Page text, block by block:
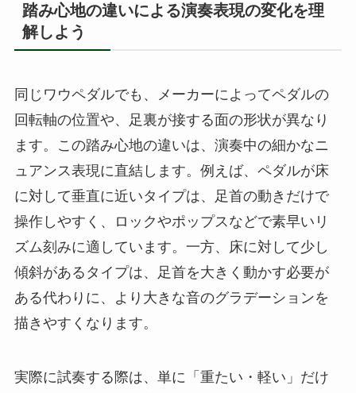
踏み心地の違いによる演奏表現の変化を理
解しよう
同じワウペダルでも、メーカーによってペダルの
回転軸の位置や、足裏が接する面の形状が異なり
ます。この踏み心地の違いは、演奏中の細かなニ
ュアンス表現に直結します。例えば、ペダルが床
に対して垂直に近いタイプは、足首の動きだけで
操作しやすく、ロックやポップスなどで素早いリ
ズム刻みに適しています。一方、床に対して少し
傾斜があるタイプは、足首を大きく動かす必要が
ある代わりに、より大きな音のグラデーションを
描きやすくなります。
実際に試奏する際は、単に「重たい・軽い」だけ